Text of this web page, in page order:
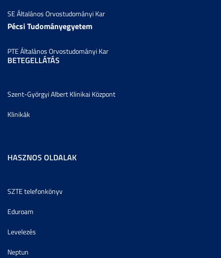
SE Általános Orvostudományi Kar
Pécsi Tudományegyetem
PTE Általános Orvostudományi Kar
BETEGELLÁTÁS
Szent-Györgyi Albert Klinikai Központ
Klinikák
HASZNOS OLDALAK
SZTE telefonkönyv
Eduroam
Levelezés
Neptun